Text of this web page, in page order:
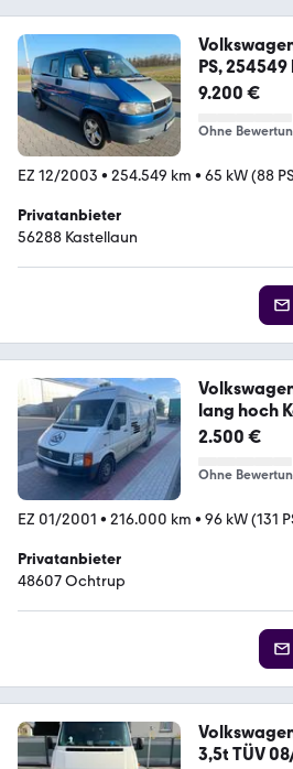
PS,
9.200 €
Ohne
EZ 12/2003 • 254.549 km • 65 kW (88
Privatanbieter
56288 Kastellaun
lang hoch
2.500 €
Ohne
EZ 01/2001 • 216.000 km • 96 kW (131
Privatanbieter
48607 Ochtrup
Volkswagen VW
3,5t TÜV